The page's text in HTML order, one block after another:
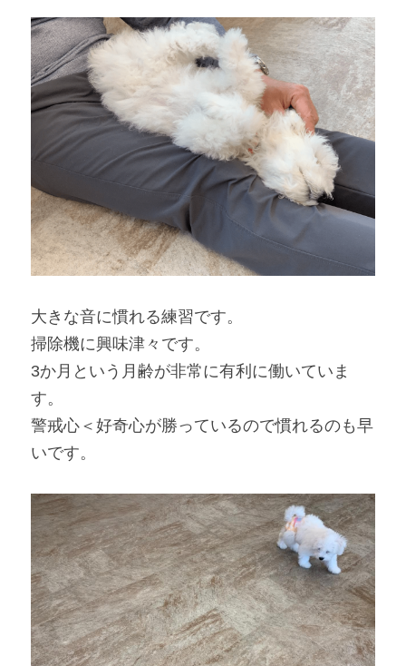
大きな音に慣れる練習です。
掃除機に興味津々です。
3か月という月齢が非常に有利に働いていま
す。
警戒心＜好奇心が勝っているので慣れるのも早
いです。